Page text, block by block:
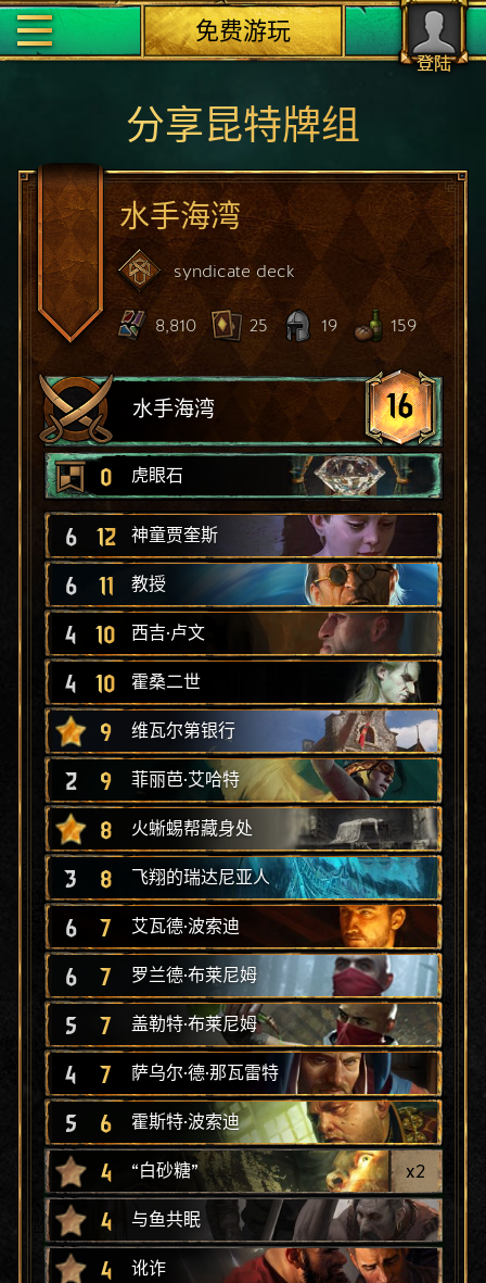
登陆
免费游玩
分享昆特牌组
水手海湾
syndicate deck
8,810 25 19 159
水手海湾 16
0 虎眼石
6 12 神童贾奎斯
6 11 教授
4 10 西吉·卢文
4 10 霍桑二世
9 维瓦尔第银行
2 9 菲丽芭·艾哈特
8 火蜥蜴帮藏身处
3 8 飞翔的瑞达尼亚人
6 7 艾瓦德·波索迪
6 7 罗兰德·布莱尼姆
5 7 盖勒特·布莱尼姆
4 7 萨乌尔·德·那瓦雷特
5 6 霍斯特·波索迪
4 “白砂糖” x2
4 与鱼共眠
4 讹诈